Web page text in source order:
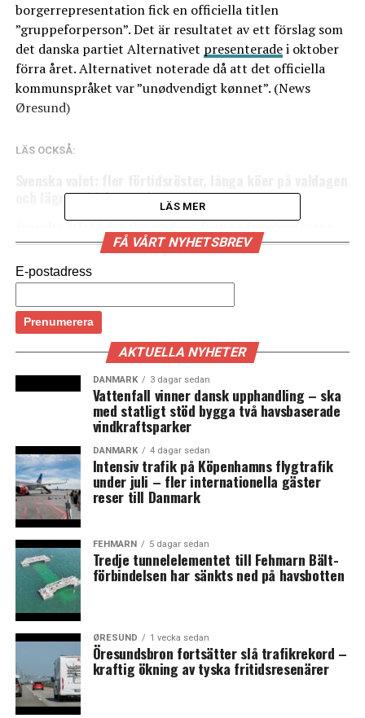
borgerrepresentation fick en officiella titlen
”gruppeforperson”. Det är resultatet av ett förslag som
det danska partiet Alternativet presenteradei oktober
förra året. Alternativet noterade då att det officiella
kommunspråket var ”unødvendigt kønnet”. (News
Øresund)
LÄS OCKSÅ:
och lägre valdeltagande
Svenska valet i danska medier: Sverigedemokraternas
valframgång och jämförelser med dansk politik
LÄS MER
FÅ VÅRT NYHETSBREV
E-postadress
AKTUELLA NYHETER
DANMARK 3 dagar sedan
Vattenfall vinner dansk upphandling – ska
med statligt stöd bygga två havsbaserade
vindkraftsparker
DANMARK 4 dagar sedan
Intensiv trafik på Köpenhamns flygtrafik
under juli – fler internationella gäster
reser till Danmark
FEHMARN 5 dagar sedan
Tredje tunnelelementet till Fehmarn Bält-
förbindelsen har sänkts ned på havsbotten
ØRESUND 1 vecka sedan
Öresundsbron fortsätter slå trafikrekord –
kraftig ökning av tyska fritidsresenärer